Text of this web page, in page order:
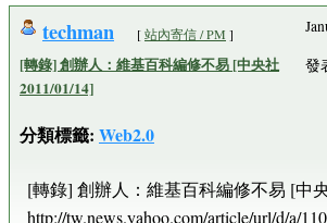
techman [站內寄信 / PM ]
[轉錄] 創辦人：維基百科編修不易 [中央社
2011/01/14]
分類標籤: Web2.0
發
[轉錄] 創辦人：維基百科編修不易 [中
http://tw.news.yahoo.com/article/url/d/a/